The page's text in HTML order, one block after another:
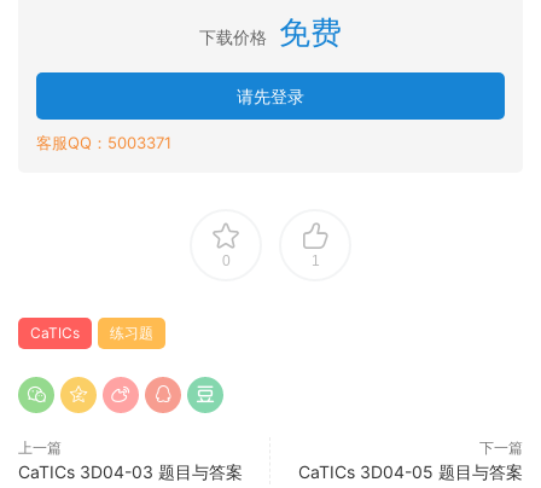
下载价格 免费
请先登录
客服QQ：5003371
0 1
CaTICs 练习题
上一篇
CaTICs 3D04-03 题目与答案
下一篇
CaTICs 3D04-05 题目与答案